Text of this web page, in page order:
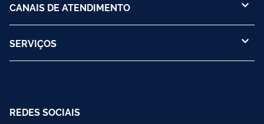
CANAIS DE ATENDIMENTO
SERVIÇOS
REDES SOCIAIS